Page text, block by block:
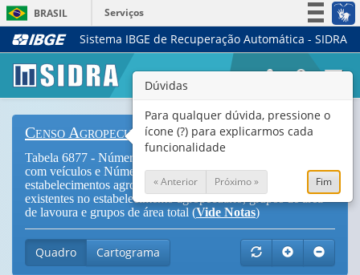
BRASIL
Serviços
Simplifique!
Legislação
Canais
Sistema IBGE de Recuperação Automática - SIDRA
Censo Agropecuário
Tabela 6877 - Número de estabelecimentos agropecuários
com veículos e Número de veículos existentes nos
estabelecimentos agropecuários, por tipologia, veículos
existentes no estabelecimento agropecuário, grupos de área
de lavoura e grupos de área total (Vide Notas)
Quadro Cartograma
Dúvidas
Para qualquer dúvida, pressione o
ícone (?) para explicarmos cada
funcionalidade
« Anterior Próximo » Fim